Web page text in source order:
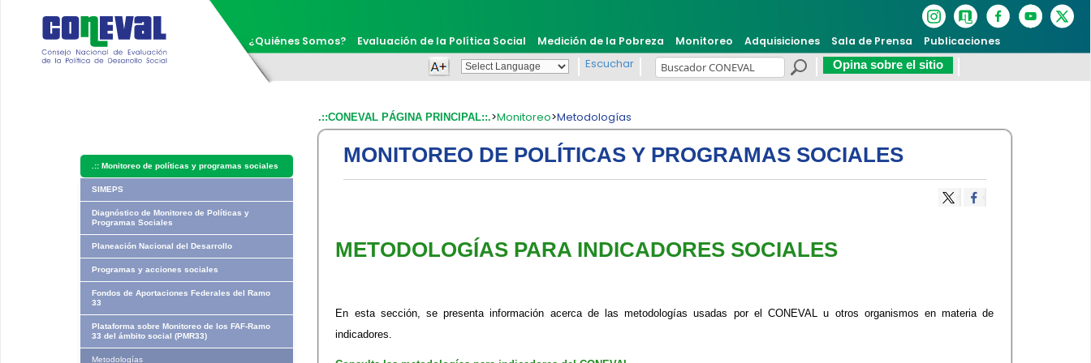
¿Quiénes Somos? Evaluación de la Política Social Medición de la Pobreza Monitoreo Adquisiciones Sala de Prensa Publicaciones
Escuchar Opina sobre el sitio
.::Monitoreo de políticas y programas sociales
SIMEPS
Diagnóstico de Monitoreo de Políticas y
Programas Sociales
Planeación Nacional del Desarrollo
Programas y acciones sociales
Fondos de Aportaciones Federales del Ramo
33
Plataforma sobre Monitoreo de los FAF-Ramo
33 del ámbito social (PMR33)
Metodologías
.::CONEVAL PÁGINA PRINCIPAL::.>Monitoreo>Metodologías
MONITOREO DE POLÍTICAS Y PROGRAMAS SOCIALES
METODOLOGÍAS PARA INDICADORES SOCIALES
En esta sección, se presenta información acerca de las metodologías usadas por el CONEVAL u otros organismos en materia de
indicadores.